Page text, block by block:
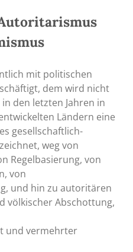
mit politischen
dem wird nicht
den letzten Jahren in
Ländern eine
gesellschaftlich-
weg von
Regelbasierung, von
von
und hin zu autoritären
völkischer Abschottung,
und vermehrter